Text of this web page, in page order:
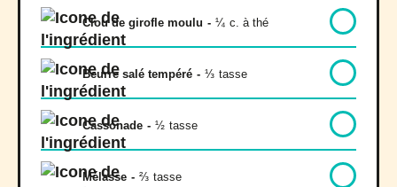
Clou de girofle moulu - ¼ c. à thé
Beurre salé tempéré - ⅓ tasse
Cassonade - ½ tasse
Mélasse - ⅔ tasse